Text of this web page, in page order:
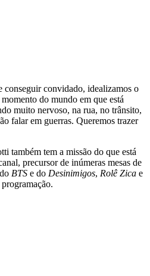
convidado, idealizamos o
do mundo em que está
muito nervoso, na rua, no trânsito,
falar em guerras. Queremos trazer
também tem a missão do que está
precursor de inúmeras mesas de
BTS e do Desinimigos, Rolê Zica e